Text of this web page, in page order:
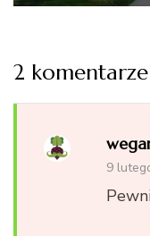
2 komentarze
9